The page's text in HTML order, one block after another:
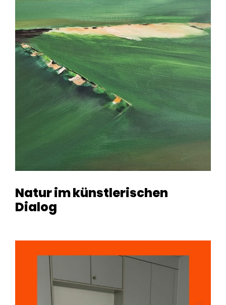
Natur im künstlerischen
Dialog